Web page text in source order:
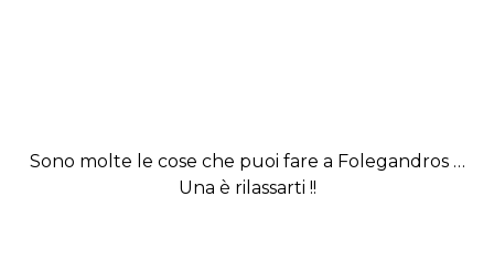
Sono molte le cose che puoi fare a Folegandros …
Una è rilassarti !!